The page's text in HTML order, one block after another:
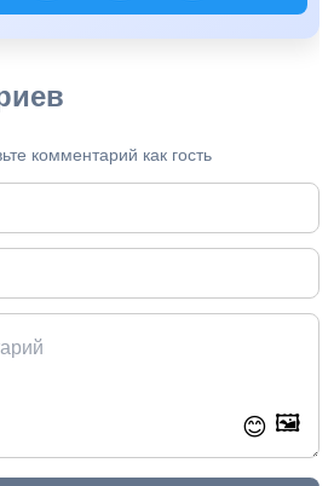
комментарий как гость
😊 🖼️